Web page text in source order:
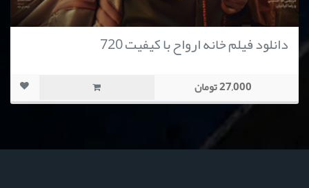
دانلود فیلم خانه ارواح با کیفیت 720
27,000 تومان